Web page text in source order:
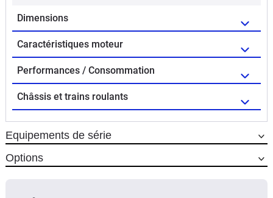
Dimensions
Caractéristiques moteur
Performances / Consommation
Châssis et trains roulants
Equipements de série
Options